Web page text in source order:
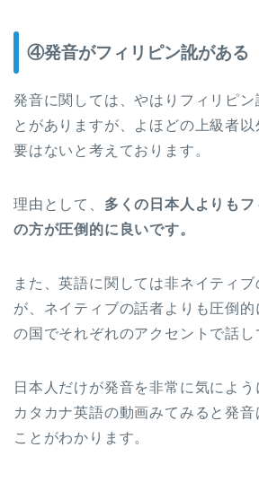
④発音がフィリピン訛がある
発音に関しては、やはりフィリピン
とがありますが、よほどの上級者
要はないと考えております。
理由として、 多くの日本人よりも
の方が圧倒的に良いです。
また、英語に関しては非ネイティ
が、ネイティブの話者よりも圧倒
の国でそれぞれのアクセントで話し
日本人だけが発音を非常に気によ
カタカナ英語の動画みてみると発
ことがわかります。